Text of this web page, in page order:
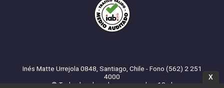
Inés Matte Urrejola 0848, Santiago, Chile - Fono (562) 2 251
4000
© Todos los derechos reservados. 13.cl
X